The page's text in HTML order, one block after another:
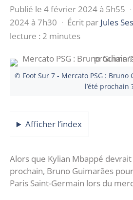
Publié le 4 février 2024 à 5h55 ·
2024 à 7h30 · Écrit par Jules
lecture : 2 minutes
© Foot Sur 7 - Mercato PSG : Bruno
l’été prochain
Afficher l’index
Alors que Kylian Mbappé devrait
prochain, Bruno Guimarães
Paris Saint-Germain lors du